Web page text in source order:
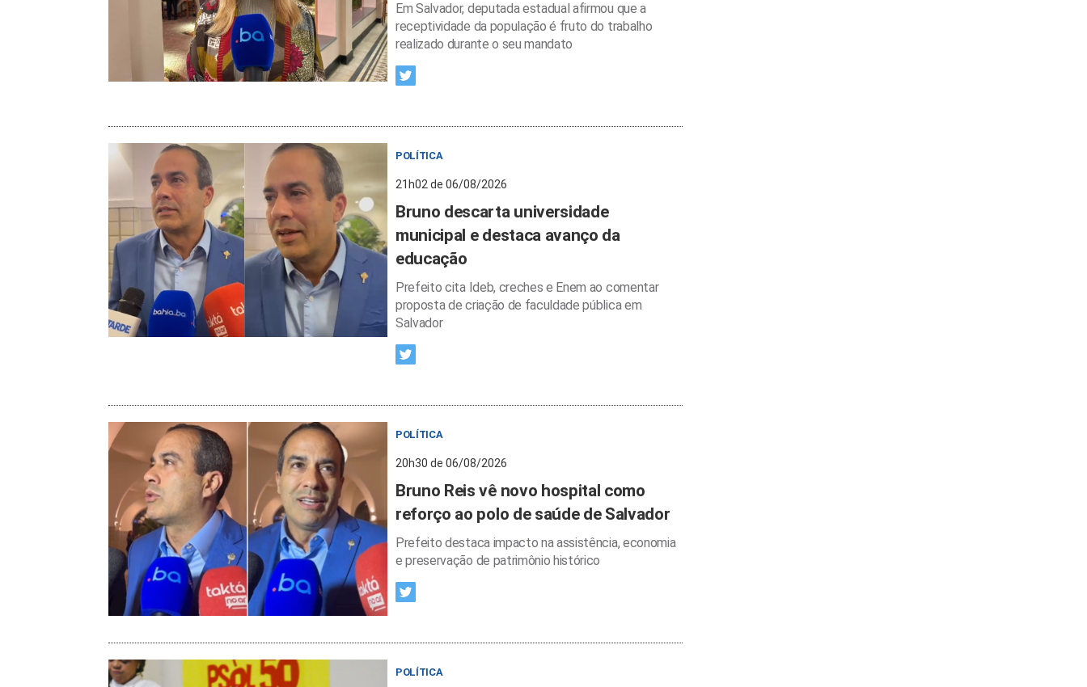
Em Salvador, deputada estadual afirmou que a
receptividade da população é fruto do trabalho
realizado durante o seu mandato
POLÍTICA
21h02 de 06/08/2026
Bruno descarta universidade
municipal e destaca avanço da
educação
Prefeito cita Ideb, creches e Enem ao comentar
proposta de criação de faculdade pública em
Salvador
POLÍTICA
20h30 de 06/08/2026
Bruno Reis vê novo hospital como
reforço ao polo de saúde de Salvador
Prefeito destaca impacto na assistência, economia
e preservação de patrimônio histórico
POLÍTICA